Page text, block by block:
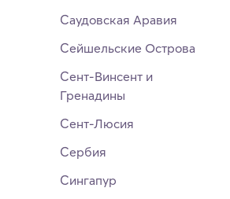
Саудовская Аравия
Сейшельские Острова
Сент-Винсент и
Гренадины
Сент-Люсия
Сербия
Сингапур